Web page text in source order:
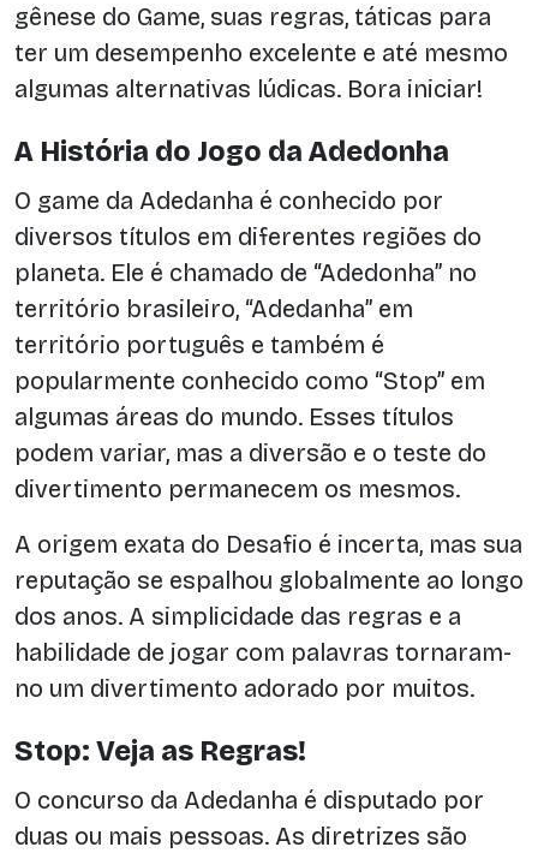
gênese do Game, suas regras, táticas para
ter um desempenho excelente e até mesmo
algumas alternativas lúdicas. Bora iniciar!
A História do Jogo da Adedonha
O game da Adedanha é conhecido por
diversos títulos em diferentes regiões do
planeta. Ele é chamado de “Adedonha” no
território brasileiro, “Adedanha” em
território português e também é
popularmente conhecido como “Stop” em
algumas áreas do mundo. Esses títulos
podem variar, mas a diversão e o teste do
divertimento permanecem os mesmos.
A origem exata do Desafio é incerta, mas sua
reputação se espalhou globalmente ao longo
dos anos. A simplicidade das regras e a
habilidade de jogar com palavras tornaram-
no um divertimento adorado por muitos.
Stop: Veja as Regras!
O concurso da Adedanha é disputado por
duas ou mais pessoas. As diretrizes são